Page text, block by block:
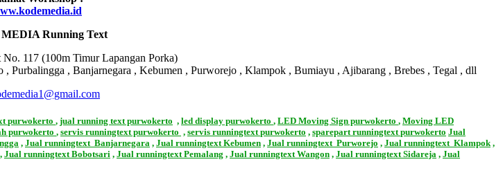
Running Text
No. 117 (100m Timur Lapangan Porka)
Purbalingga , Banjarnegara , Kebumen , Purworejo , Klampok , Bumiayu , Ajibarang , Brebes , Tegal , dll
purwokerto , jual running text purwokerto , led display purwokerto , LED Moving Sign purwokerto , Moving LED
purwokerto , servis runningtext purwokerto , servis runningtext purwokerto , sparepart runningtext purwokerto Jual
, Jual runningtext Banjarnegara , Jual runningtext Kebumen , Jual runningtext Purworejo , Jual runningtext Klampok ,
, Jual runningtext Bobotsari , Jual runningtext Pemalang , Jual runningtext Wangon , Jual runningtext Sidareja , Jual